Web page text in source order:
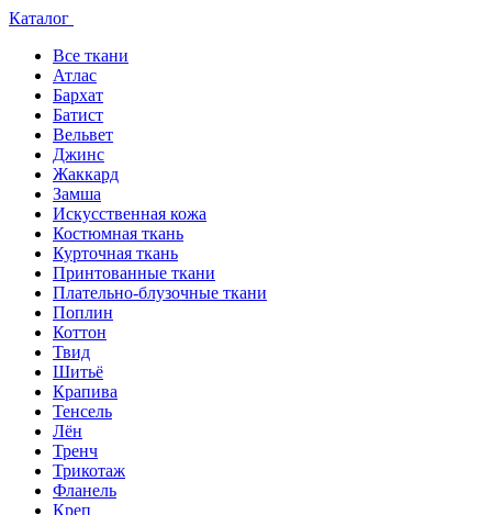
Каталог
Все ткани
Атлас
Бархат
Батист
Вельвет
Джинс
Жаккард
Замша
Искусственная кожа
Костюмная ткань
Курточная ткань
Принтованные ткани
Плательно-блузочные ткани
Поплин
Коттон
Твид
Шитьё
Крапива
Тенсель
Лён
Тренч
Трикотаж
Фланель
Креп